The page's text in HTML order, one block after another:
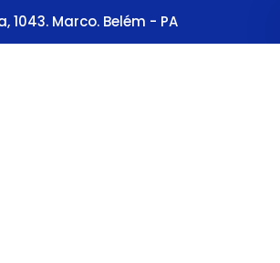
1043. Marco. Belém - PA